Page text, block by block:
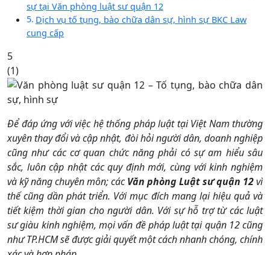
sự tại Văn phòng luật sư quận 12
Dịch vụ tố tụng, bào chữa dân sự, hình sự BKC Law
cung cấp
5
(1)
Để đáp ứng với việc hệ thống pháp luật tại Việt Nam thường
xuyên thay đổi và cập nhật, đòi hỏi người dân, doanh nghiệp
cũng như các cơ quan chức năng phải có sự am hiểu sâu
sắc, luôn cập nhật các quy định mới, cùng với kinh nghiệm
và kỹ năng chuyên môn; cácVăn phòng Luật sư quận 12vì
thế cũng dần phát triển. Với mục đích mang lại hiệu quả và
tiết kiệm thời gian cho người dân. Với sự hỗ trợ từ các luật
sư giàu kinh nghiệm, mọi vấn đề pháp luật tại quận 12 cũng
như TP.HCM sẽ được giải quyết một cách nhanh chóng, chính